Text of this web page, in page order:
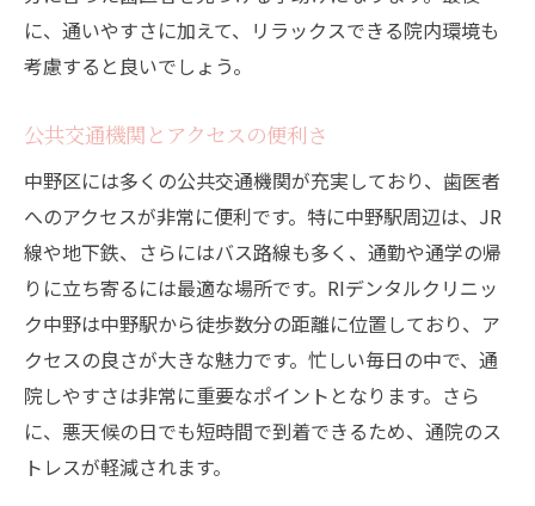
に、通いやすさに加えて、リラックスできる院内環境も
考慮すると良いでしょう。
公共交通機関とアクセスの便利さ
中野区には多くの公共交通機関が充実しており、歯医者
へのアクセスが非常に便利です。特に中野駅周辺は、JR
線や地下鉄、さらにはバス路線も多く、通勤や通学の帰
りに立ち寄るには最適な場所です。RIデンタルクリニッ
ク中野は中野駅から徒歩数分の距離に位置しており、ア
クセスの良さが大きな魅力です。忙しい毎日の中で、通
院しやすさは非常に重要なポイントとなります。さら
に、悪天候の日でも短時間で到着できるため、通院のス
トレスが軽減されます。